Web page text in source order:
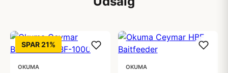
SPAR 21%
OKUMA OKUMA